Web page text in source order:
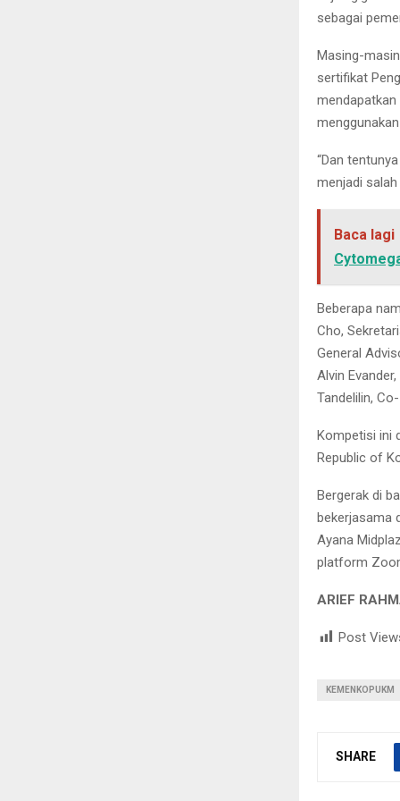
sebagai
Masing-
sertifikat
“Dan
menjadi
Baca lagi
Beberapa
Cho,
General
Alvin
Tandelilin,
Kompetisi ini
Republic of
Bergerak di
bekerjasama
Ayana
platform
ARIEF
Post
KEMENKOPUKM
SHARE